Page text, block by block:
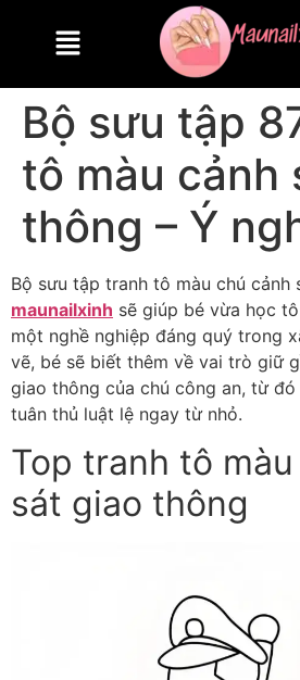
Bộ sưu tập
tô màu cảnh
thông – Ý
Bộ sưu tập tranh tô màu chú
maunailxinh sẽ giúp bé vừa học
một nghề nghiệp đáng quý trong
vẽ, bé sẽ biết thêm về vai trò giữ
giao thông của chú công an, từ
tuân thủ luật lệ ngay từ nhỏ.
Top tranh tô
sát giao thông